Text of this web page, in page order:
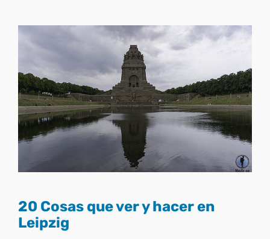
20 Cosas que ver y hacer en
Leipzig
Alemania
20 Cosas que ver y hacer en
Leipzig